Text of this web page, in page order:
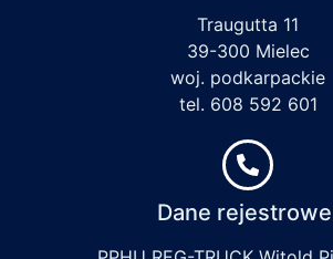
Traugutta 11
39-300 Mielec
woj. podkarpackie
tel. 608 592 601
Dane